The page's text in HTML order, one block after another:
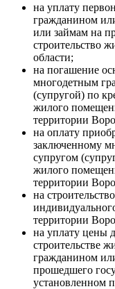
на уплату
гражданином
или займам на
строительство
области;
на погашение
многодетным
(супругой) по
жилого
территории
на оплату
заключенному
супругом
жилого
территории
на
территории
на уплату цены
строительстве
гражданином
прошедшего
установленном